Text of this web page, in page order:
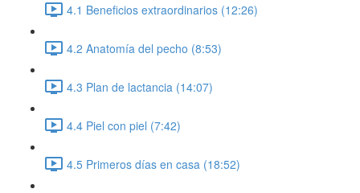
4.1 Beneficios extraordinarios (12:26)
4.2 Anatomía del pecho (8:53)
4.3 Plan de lactancia (14:07)
4.4 Piel con piel (7:42)
4.5 Primeros días en casa (18:52)